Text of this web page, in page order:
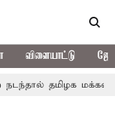
விளையாட்டு
நடந்தால் தமிழக